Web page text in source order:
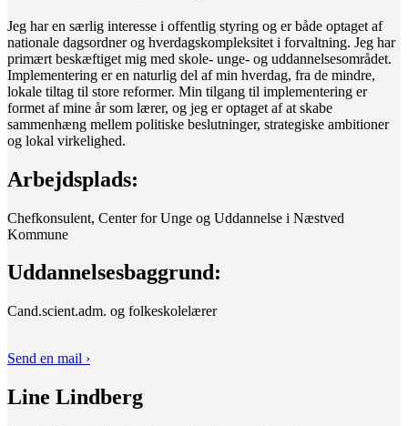
Jeg har en særlig interesse i offentlig styring og er både optaget af
nationale dagsordner og hverdagskompleksitet i forvaltning. Jeg har
primært beskæftiget mig med skole- unge- og uddannelsesområdet.
Implementering er en naturlig del af min hverdag, fra de mindre,
lokale tiltag til store reformer. Min tilgang til implementering er
formet af mine år som lærer, og jeg er optaget af at skabe
sammenhæng mellem politiske beslutninger, strategiske ambitioner
og lokal virkelighed.
Arbejdsplads:
Chefkonsulent, Center for Unge og Uddannelse i Næstved
Kommune
Uddannelsesbaggrund:
Cand.scient.adm. og folkeskolelærer
Send en mail ›
Line Lindberg